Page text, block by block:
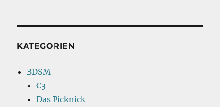
KATEGORIEN
BDSM
C3
Das Picknick